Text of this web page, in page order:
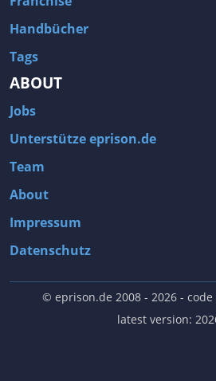
Handbücher
Tags
ABOUT
Jobs
Unterstütze eprison.de
Team
About
Impressum
Datenschutz
© eprison.de 2008 - 2026- code
latest version: